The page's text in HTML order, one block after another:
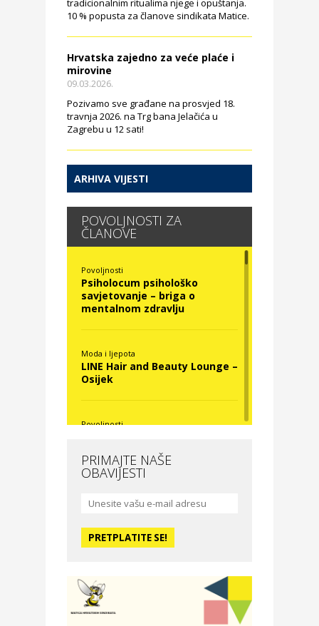
tradicionalnim ritualima njege i opuštanja.
10 % popusta za članove sindikata Matice.
Hrvatska zajedno za veće plaće i
mirovine
09.03.2026.
Pozivamo sve građane na prosvjed 18.
travnja 2026. na Trg bana Jelačića u
Zagrebu u 12 sati!
ARHIVA VIJESTI
POVOLJNOSTI ZA
ČLANOVE
Povoljnosti
Psiholocum psihološko
savjetovanje – briga o
mentalnom zdravlju
Moda i ljepota
LINE Hair and Beauty Lounge –
Osijek
Povoljnosti
Moda i ljepota
studio – Osijek
Zdravlje i osiguranje
PRIMAJTE NAŠE
OBAVIJESTI